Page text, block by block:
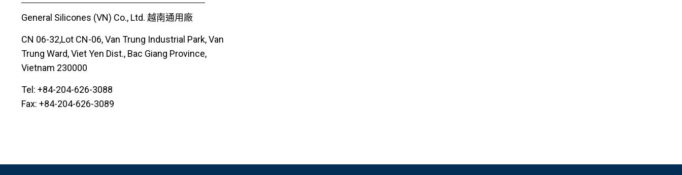
General Silicones (VN) Co., Ltd. 越南通用廠
CN 06-32,Lot CN-06, Van Trung Industrial Park, Van
Trung Ward, Viet Yen Dist., Bac Giang Province,
Vietnam 230000
Tel: +84-204-626-3088
Fax: +84-204-626-3089